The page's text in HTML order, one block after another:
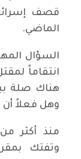
قصف
الماضي.
السؤال
انتقاماً
هناك صلة
وهل فعلاً أن
منذ أكثر
وتفتك